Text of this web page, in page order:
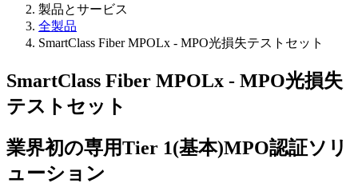
製品とサービス
全製品
SmartClass Fiber MPOLx - MPO光損失テストセット
SmartClass Fiber MPOLx - MPO光損失
テストセット
業界初の専用Tier 1(基本)MPO認証ソリ
ューション